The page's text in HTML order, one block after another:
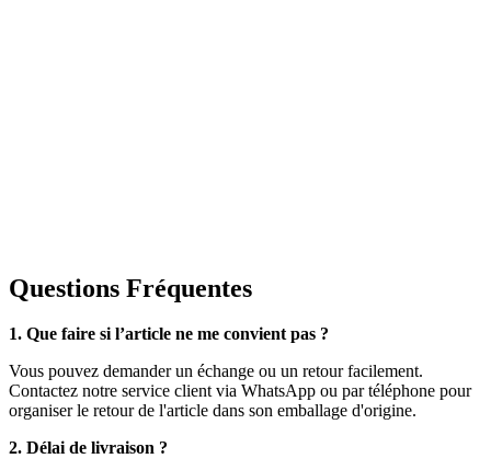
Questions Fréquentes
1. Que faire si l’article ne me convient pas ?
Vous pouvez demander un échange ou un retour facilement.
Contactez notre service client via WhatsApp ou par téléphone pour
organiser le retour de l'article dans son emballage d'origine.
2. Délai de livraison ?